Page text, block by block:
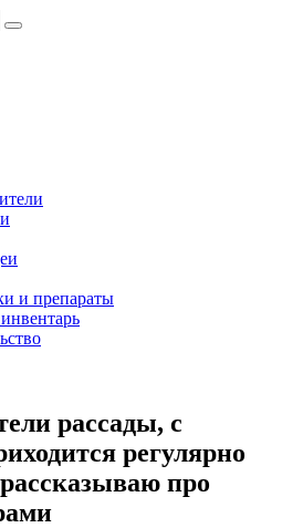
и препараты
рассады, с
регулярно
про